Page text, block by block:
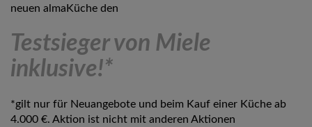
neuen almaKüche den
Testsieger von Miele
inklusive!*
*gilt nur für Neuangebote und beim Kauf einer Küche ab
4.000 €. Aktion ist nicht mit anderen Aktionen